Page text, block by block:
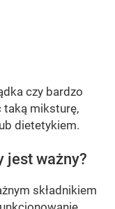
czy bardzo
taką miksturę,
dietetykiem.
jest ważny?
składnikiem